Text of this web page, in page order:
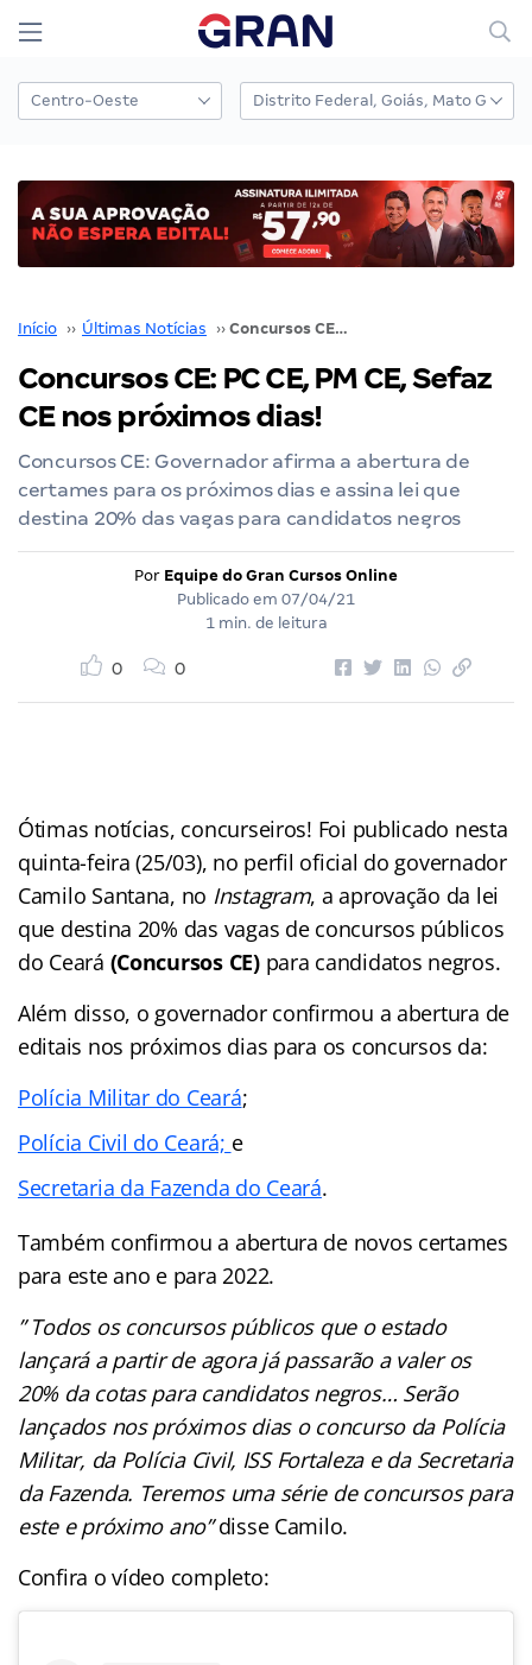
Início ›› Últimas Notícias ›› Concursos CE: PC CE, PM CE, Sefaz CE nos próximos dias!
Concursos CE: PC CE, PM CE, Sefaz
CE nos próximos dias!
Concursos CE: Governador afirma a abertura de
certames para os próximos dias e assina lei que
destina 20% das vagas para candidatos negros
Por Equipe do Gran Cursos Online
Publicado em 07/04/21
1 min. de leitura
0 0
Ótimas notícias, concurseiros! Foi publicado nesta
quinta-feira (25/03), no perfil oficial do governador
Camilo Santana, no Instagram, a aprovação da lei
que destina 20% das vagas de concursos públicos
do Ceará (Concursos CE)para candidatos negros.
Além disso, o governador confirmou a abertura de
editais nos próximos dias para os concursos da:
Polícia Militar do Ceará;
Polícia Civil do Ceará; e
Secretaria da Fazenda do Ceará.
Também confirmou a abertura de novos certames
para este ano e para 2022.
” Todos os concursos públicos que o estado
lançará a partir de agora já passarão a valer os
20% da cotas para candidatos negros… Serão
lançados nos próximos dias o concurso da Polícia
Militar, da Polícia Civil, ISS Fortaleza e da Secretaria
da Fazenda. Teremos uma série de concursos para
este e próximo ano”disse Camilo.
Confira o vídeo completo: